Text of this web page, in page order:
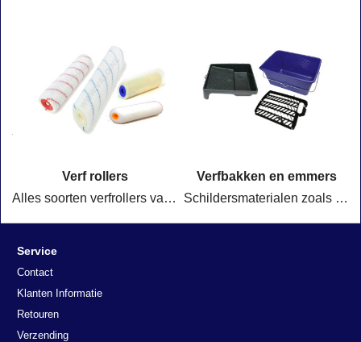
Verf rollers
Alles soorten verfrollers van 5 cm breed tot 100 cm breed voor alle toepassingen, ook 2 komponenten rollers voor vloerverven.
Verfbakken en emmers
Schildersmaterialen zoals verfbakjes, verfroosters & verfemmers
Service
Contact
Klanten Informatie
Retouren
Verzending